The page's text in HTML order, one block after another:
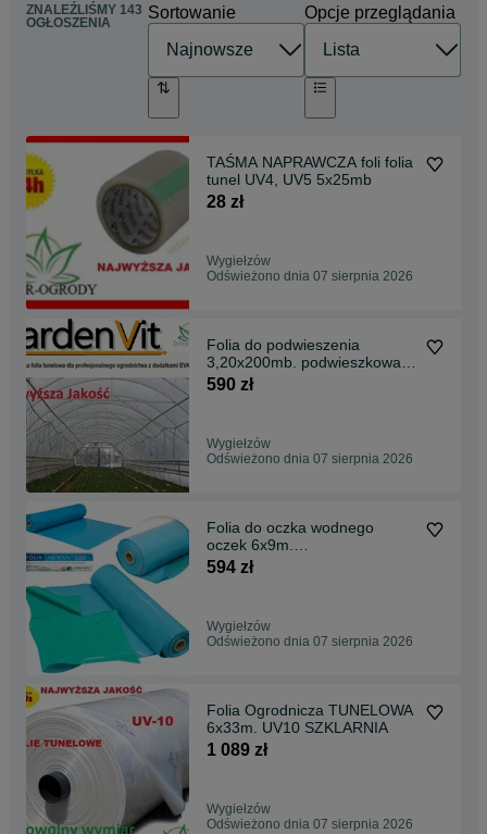
ZNALEŹLIŚMY 143
OGŁOSZENIA
Sortowanie Opcje przeglądania
TAŚMA NAPRAWCZA foli folia
tunel UV4, UV5 5x25mb
28 zł
Wygiełzów
Odświeżono dnia 07 sierpnia 2026
Folia do podwieszenia
3,20x200mb. podwieszkowa
ekran tunelowa
590 zł
Wygiełzów
Odświeżono dnia 07 sierpnia 2026
Folia do oczka wodnego
oczek 6x9m.
Niebiesko/Zielona
594 zł
Wygiełzów
Odświeżono dnia 07 sierpnia 2026
Folia Ogrodnicza TUNELOWA
6x33m. UV10 SZKLARNIA
1 089 zł
Wygiełzów
Odświeżono dnia 07 sierpnia 2026